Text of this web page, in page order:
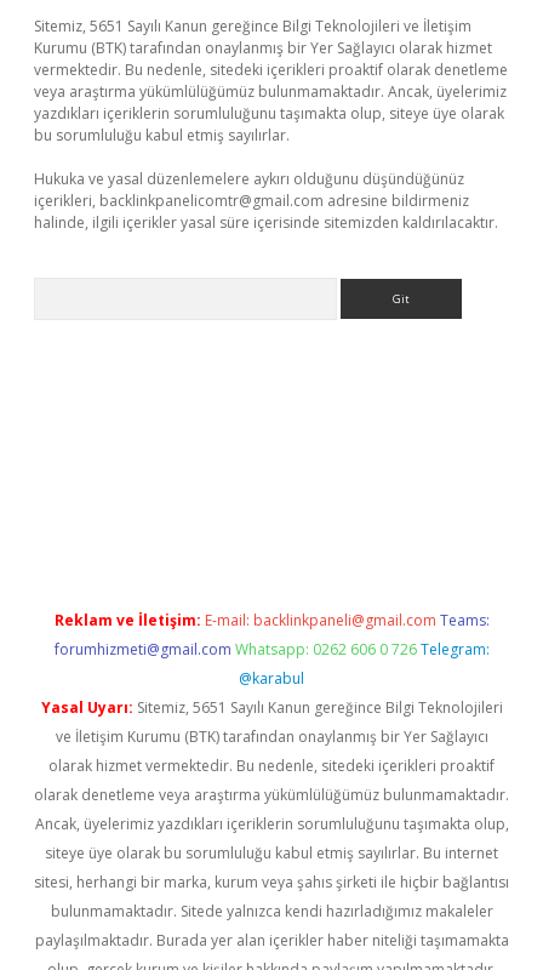
Sitemiz, 5651 Sayılı Kanun gereğince Bilgi Teknolojileri ve İletişim
Kurumu (BTK) tarafından onaylanmış bir Yer Sağlayıcı olarak hizmet
vermektedir. Bu nedenle, sitedeki içerikleri proaktif olarak denetleme
veya araştırma yükümlülüğümüz bulunmamaktadır. Ancak, üyelerimiz
yazdıkları içeriklerin sorumluluğunu taşımakta olup, siteye üye olarak
bu sorumluluğu kabul etmiş sayılırlar.
Hukuka ve yasal düzenlemelere aykırı olduğunu düşündüğünüz
içerikleri, backlinkpanelicomtr@gmail.com adresine bildirmeniz
halinde, ilgili içerikler yasal süre içerisinde sitemizden kaldırılacaktır.
Reklam ve İletişim: E-mail: backlinkpaneli@gmail.com Teams:
forumhizmeti@gmail.com Whatsapp: 0262 606 0 726 Telegram:
@karabul
Yasal Uyarı: Sitemiz, 5651 Sayılı Kanun gereğince Bilgi Teknolojileri
ve İletişim Kurumu (BTK) tarafından onaylanmış bir Yer Sağlayıcı
olarak hizmet vermektedir. Bu nedenle, sitedeki içerikleri proaktif
olarak denetleme veya araştırma yükümlülüğümüz bulunmamaktadır.
Ancak, üyelerimiz yazdıkları içeriklerin sorumluluğunu taşımakta olup,
siteye üye olarak bu sorumluluğu kabul etmiş sayılırlar. Bu internet
sitesi, herhangi bir marka, kurum veya şahıs şirketi ile hiçbir bağlantısı
bulunmamaktadır. Sitede yalnızca kendi hazırladığımız makaleler
paylaşılmaktadır. Burada yer alan içerikler haber niteliği taşımamakta